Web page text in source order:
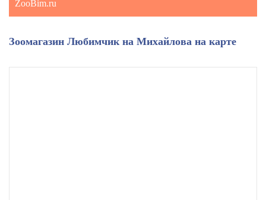
ZooBim.ru
Зоомагазин Любимчик на Михайлова на карте